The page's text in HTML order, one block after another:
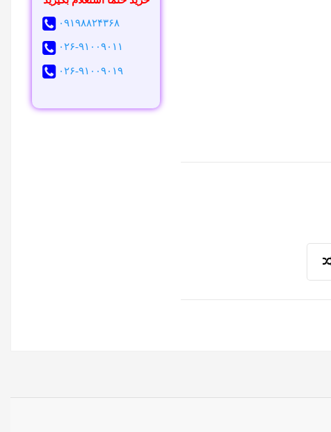
۰۹۱۹۸۸۲۴۳۶۸
۰۲۶-۹۱۰۰۹۰۱۱
۰۲۶-۹۱۰۰۹۰۱۹